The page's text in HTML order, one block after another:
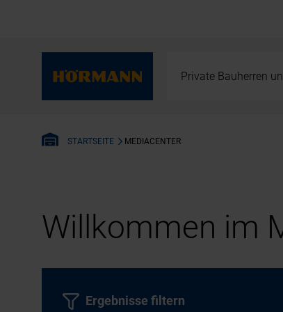
Private Bauherren
STARTSEITE MEDIACENTER
Willkommen im
Ergebnisse filtern